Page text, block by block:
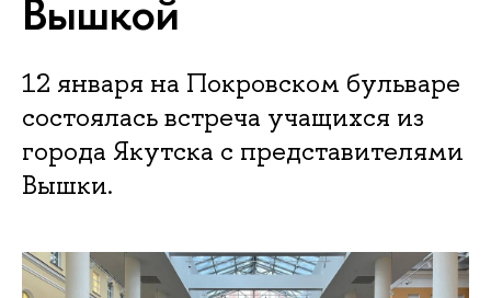
Вышкой
12 января на Покровском бульваре
состоялась встреча учащихся из
города Якутска с представителями
Вышки.